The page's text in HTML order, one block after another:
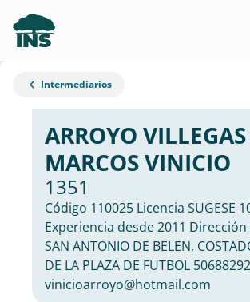
Intermediarios
ARROYO VILLEGAS
MARCOS VINICIO
1351
Código 110025 Licencia SUGESE
Experiencia desde 2011 Dirección
SAN ANTONIO DE BELEN,
DE LA PLAZA DE FUTBOL
vinicioarroyo@hotmail.com